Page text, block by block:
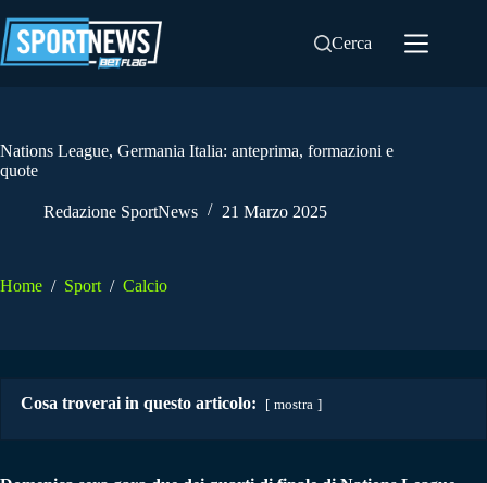
al
contenuto
Cerca
Nations League, Germania Italia: anteprima, formazioni e
quote
Redazione SportNews 21 Marzo 2025
Home / Sport / Calcio
Cosa troverai in questo articolo: mostra